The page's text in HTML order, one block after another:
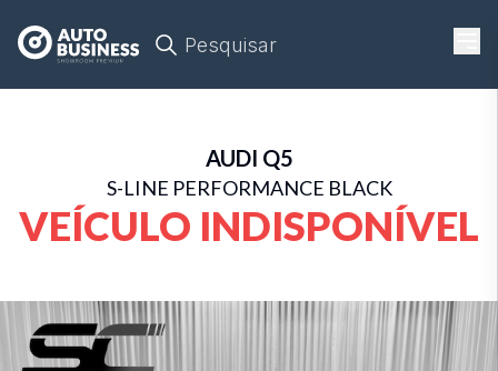
Pesquisar
AUDI Q5
S-LINE PERFORMANCE BLACK
VEÍCULO INDISPONÍVEL